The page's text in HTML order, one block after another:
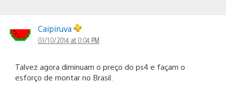
Caipiruva
03/10/2014 at 0:04 PM
Talvez agora diminuam o preço do ps4 e façam o
esforço de montar no Brasil.